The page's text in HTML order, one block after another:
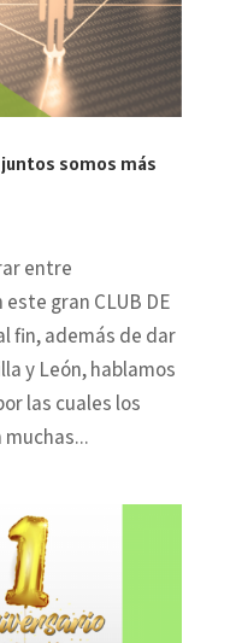
somos más
entre
gran CLUB DE
fin, además de dar
y León, hablamos
las cuales los